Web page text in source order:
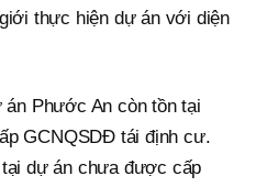
thực hiện dự án với diện
Phước An còn tồn tại
GCNQSDĐ tái định cư.
dự án chưa được cấp